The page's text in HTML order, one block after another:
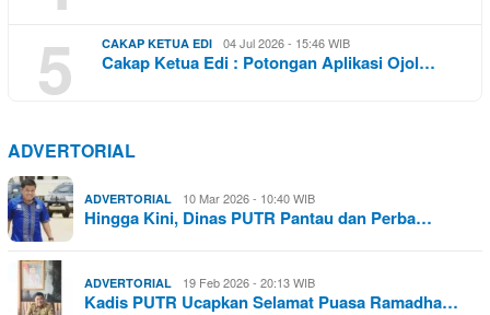
5 CAKAP KETUA EDI 04 Jul 2026 - 15:46 WIB
Cakap Ketua Edi : Potongan Aplikasi Ojol…
ADVERTORIAL
ADVERTORIAL 10 Mar 2026 - 10:40 WIB
Hingga Kini, Dinas PUTR Pantau dan Perba…
ADVERTORIAL 19 Feb 2026 - 20:13 WIB
Kadis PUTR Ucapkan Selamat Puasa Ramadha…